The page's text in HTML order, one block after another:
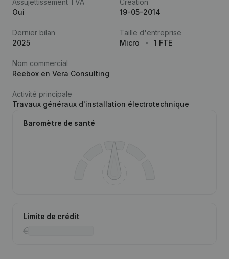
Assujettissement TVA
Oui
Création
19-05-2014
Dernier bilan
2025
Taille d'entreprise
Micro
1 FTE
Nom commercial
Reebox en Vera Consulting
Activité principale
Travaux généraux d'installation électrotechnique
Baromètre de santé
Limite de crédit